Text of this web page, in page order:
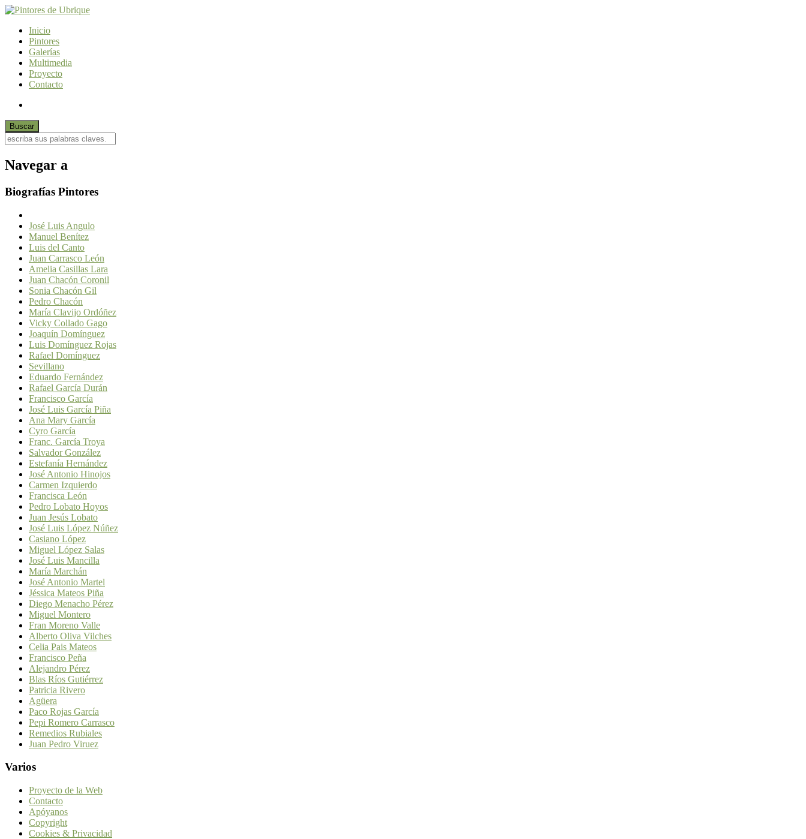
Inicio
Pintores
Galerías
Multimedia
Proyecto
Contacto
Navegar a
Biografías Pintores
José Luis Angulo
Manuel Benítez
Luis del Canto
Juan Carrasco León
Amelia Casillas Lara
Juan Chacón Coronil
Sonia Chacón Gil
Pedro Chacón
María Clavijo Ordóñez
Vicky Collado Gago
Joaquín Domínguez
Luis Domínguez Rojas
Rafael Domínguez
Sevillano
Eduardo Fernández
Rafael García Durán
Francisco García
José Luis García Piña
Ana Mary García
Cyro García
Franc. García Troya
Salvador González
Estefanía Hernández
José Antonio Hinojos
Carmen Izquierdo
Francisca León
Pedro Lobato Hoyos
Juan Jesús Lobato
José Luis López Núñez
Casiano López
Miguel López Salas
José Luis Mancilla
María Marchán
José Antonio Martel
Jéssica Mateos Piña
Diego Menacho Pérez
Miguel Montero
Fran Moreno Valle
Alberto Oliva Vilches
Celia Pais Mateos
Francisco Peña
Alejandro Pérez
Blas Ríos Gutiérrez
Patricia Rivero
Agüera
Paco Rojas García
Pepi Romero Carrasco
Remedios Rubiales
Juan Pedro Viruez
Varios
Proyecto de la Web
Contacto
Apóyanos
Copyright
Cookies & Privacidad